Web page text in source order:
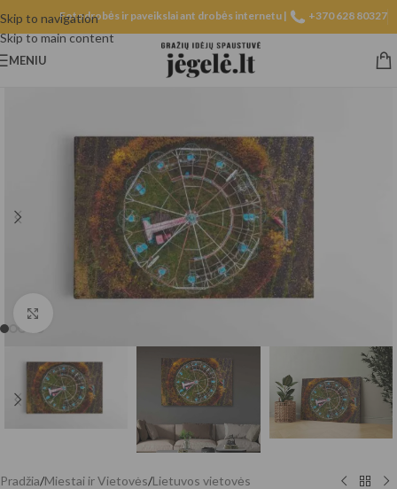
Skip to navigation
Skip to main content
Fotodrobės ir paveikslai ant drobės internetu | +370 628 80327
MENIU
Pradžia/Miestai ir Vietovės/Lietuvos vietovės